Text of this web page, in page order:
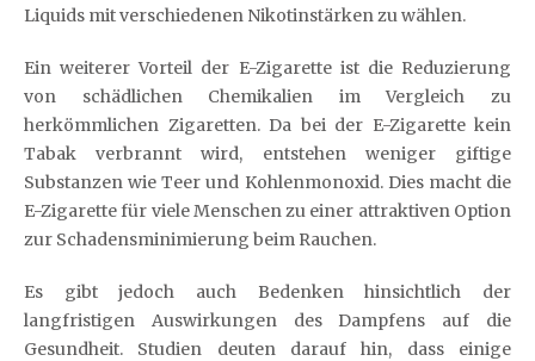
Liquids mit verschiedenen Nikotinstärken zu wählen.
Ein weiterer Vorteil der E-Zigarette ist die Reduzierung
von schädlichen Chemikalien im Vergleich zu
herkömmlichen Zigaretten. Da bei der E-Zigarette kein
Tabak verbrannt wird, entstehen weniger giftige
Substanzen wie Teer und Kohlenmonoxid. Dies macht die
E-Zigarette für viele Menschen zu einer attraktiven Option
zur Schadensminimierung beim Rauchen.
Es gibt jedoch auch Bedenken hinsichtlich der
langfristigen Auswirkungen des Dampfens auf die
Gesundheit. Studien deuten darauf hin, dass einige